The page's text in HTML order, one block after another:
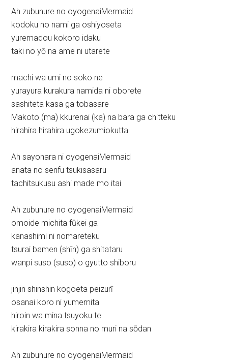
Ah zubunure no oyogenaiMermaid
kodoku no nami ga oshiyoseta
yuremadou kokoro idaku
taki no yō na ame ni utarete
machi wa umi no soko ne
yurayura kurakura namida ni oborete
sashiteta kasa ga tobasare
Makoto (ma) kkurenai (ka) na bara ga chitteku
hirahira hirahira ugokezumiokutta
Ah sayonara ni oyogenaiMermaid
anata no serifu tsukisasaru
tachitsukusu ashi made mo itai
Ah zubunure no oyogenaiMermaid
omoide michita fūkei ga
kanashimi ni nomareteku
tsurai bamen (shīn) ga shitataru
wanpi suso (suso) o gyutto shiboru
jinjin shinshin kogoeta peizurī
osanai koro ni yumemita
hiroin wa mina tsuyoku te
kirakira kirakira sonna no muri na sōdan
Ah zubunure no oyogenaiMermaid